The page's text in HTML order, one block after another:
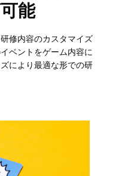
能
修内容のカスタマイズ
ベントをゲーム内容に
により最適な形での研